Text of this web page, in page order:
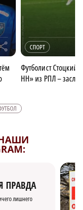
СПОРТ
Футболист
НН» из РПЛ –
ПРАВДА
лишнего